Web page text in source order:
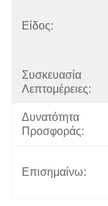
Είδος:
Συσκευασία
Λεπτομέρειες:
Δυνατότητα
Προσφοράς:
Επισημαίνω: